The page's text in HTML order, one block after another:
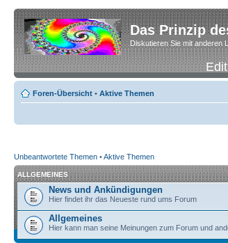
Das Prinzip
Diskutieren Sie mit anderen
Foren-Übersicht • Aktive Themen
Unbeantwortete Themen •Aktive Themen
ALLGEMEINES
News und Ankündigungen
Hier findet ihr das Neueste rund ums Forum
Allgemeines
Hier kann man seine Meinungen zum Forum und